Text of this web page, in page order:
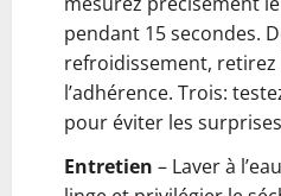
pendant 15 secondes.
refroidissement,
l’adhérence. Trois:
pour éviter les
Entretien – Laver à